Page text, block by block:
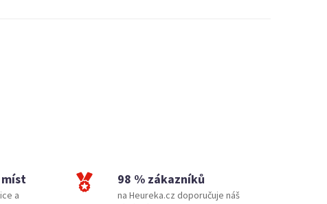
míst
a
98 % zákazníků
na Heureka.cz doporučuje náš